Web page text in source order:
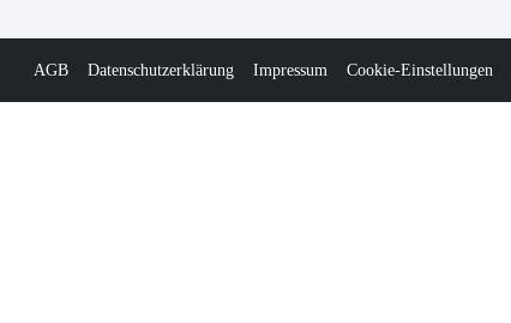
AGB Datenschutzerklärung Impressum Cookie-Einstellungen